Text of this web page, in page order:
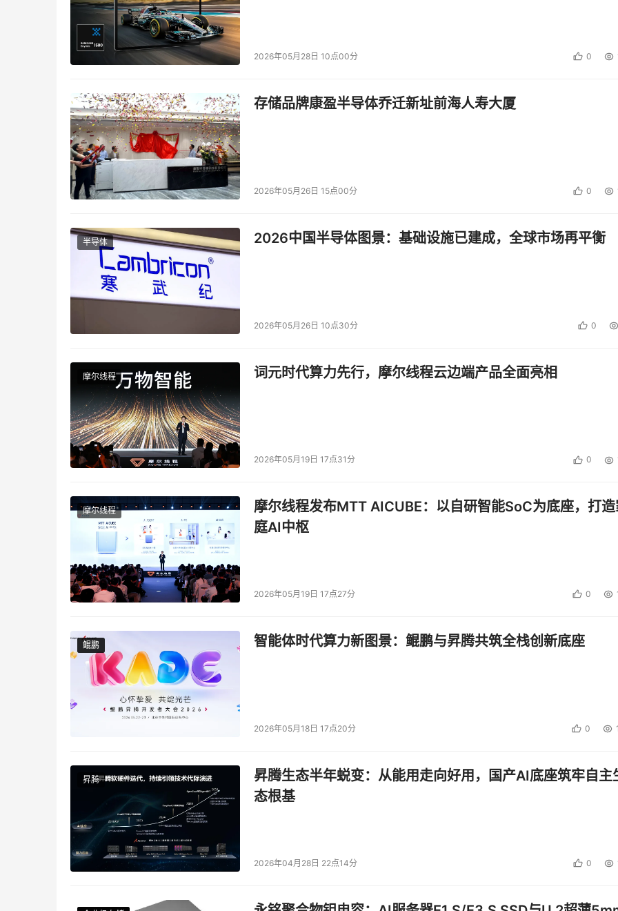
2026年05月28日 10点00分 0
存储品牌康盈半导体乔迁新址前海人寿大厦
2026年05月26日 15点00分 0
半导体 2026中国半导体图景：基础设施已建成，全球市场再平衡
2026年05月26日 10点30分 0
摩尔线程 词元时代算力先行，摩尔线程云边端产品全面亮相
2026年05月19日 17点31分 0
摩尔线程
摩尔线程发布MTT AICUBE：以自研智能SoC为底座，打
庭AI中枢
2026年05月19日 17点27分 0
鲲鹏
鲲鹏 智能体时代算力新图景：鲲鹏与昇腾共筑全栈创新底座
2026年05月18日 17点20分 0
昇腾
昇腾生态半年蜕变：从能用走向好用，国产AI底座筑牢自主
态根基
2026年04月28日 22点14分 0